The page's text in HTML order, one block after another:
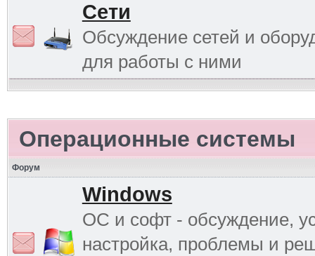
Сети
Обсуждение сетей и
для работы с ними
Операционные системы
Форум
Windows
ОС и софт - обсуждение,
настройка, проблемы и